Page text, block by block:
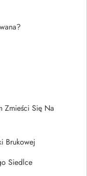
Zmieści Się Na
Brukowej
Siedlce